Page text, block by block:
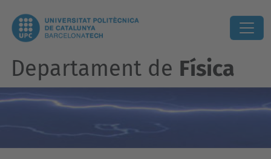
Departament de Física